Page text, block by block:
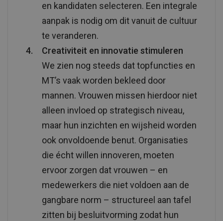
en kandidaten selecteren. Een integrale
aanpak is nodig om dit vanuit de cultuur
te veranderen.
Creativiteit en innovatie stimuleren
We zien nog steeds dat topfuncties en
MT’s vaak worden bekleed door
mannen. Vrouwen missen hierdoor niet
alleen invloed op strategisch niveau,
maar hun inzichten en wijsheid worden
ook onvoldoende benut. Organisaties
die écht willen innoveren, moeten
ervoor zorgen dat vrouwen – en
medewerkers die niet voldoen aan de
gangbare norm – structureel aan tafel
zitten bij besluitvorming zodat hun